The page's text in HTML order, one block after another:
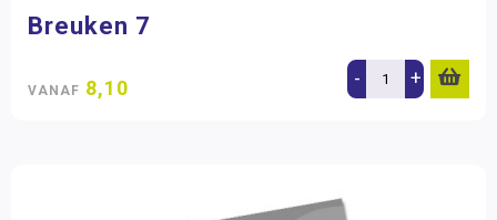
Breuken 7
VANAF 8,10 - +